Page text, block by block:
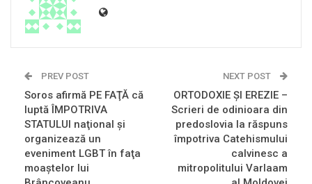
PREV POST
Soros afirmă PE FAŢĂ că
luptă ÎMPOTRIVA
STATULUI naţional şi
organizează un
eveniment LGBT în faţa
moaştelor lui
NEXT POST
ORTODOXIE ȘI EREZIE –
Scrieri de odinioara din
predoslovia la răspuns
împotriva Catehismului
calvinesc a
mitropolitului Varlaam